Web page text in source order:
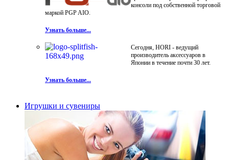
консоли под собственной торговой
маркой PGP AIO.
Узнать больше...
Сегодня, HORI - ведущий
производитель аксессуаров в
Японии в течение почти 30 лет.
Узнать больше...
Игрушки и сувениры